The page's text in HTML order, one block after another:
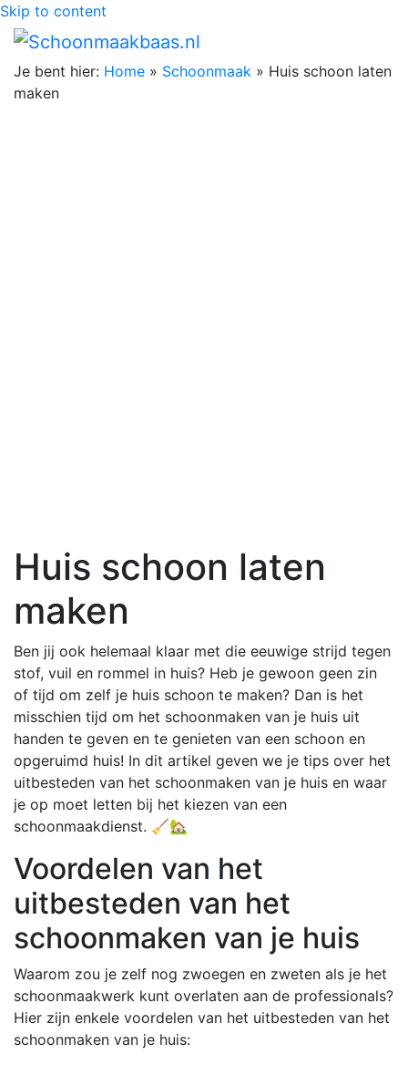
Skip to content
Je bent hier: Home » Schoonmaak » Huis schoon laten
maken
Huis schoon laten
maken
Ben jij ook helemaal klaar met die eeuwige strijd tegen
stof, vuil en rommel in huis? Heb je gewoon geen zin
of tijd om zelf je huis schoon te maken? Dan is het
misschien tijd om het schoonmaken van je huis uit
handen te geven en te genieten van een schoon en
opgeruimd huis! In dit artikel geven we je tips over het
uitbesteden van het schoonmaken van je huis en waar
je op moet letten bij het kiezen van een
schoonmaakdienst. 🧹🏡
Voordelen van het
uitbesteden van het
schoonmaken van je huis
Waarom zou je zelf nog zwoegen en zweten als je het
schoonmaakwerk kunt overlaten aan de professionals?
Hier zijn enkele voordelen van het uitbesteden van het
schoonmaken van je huis: